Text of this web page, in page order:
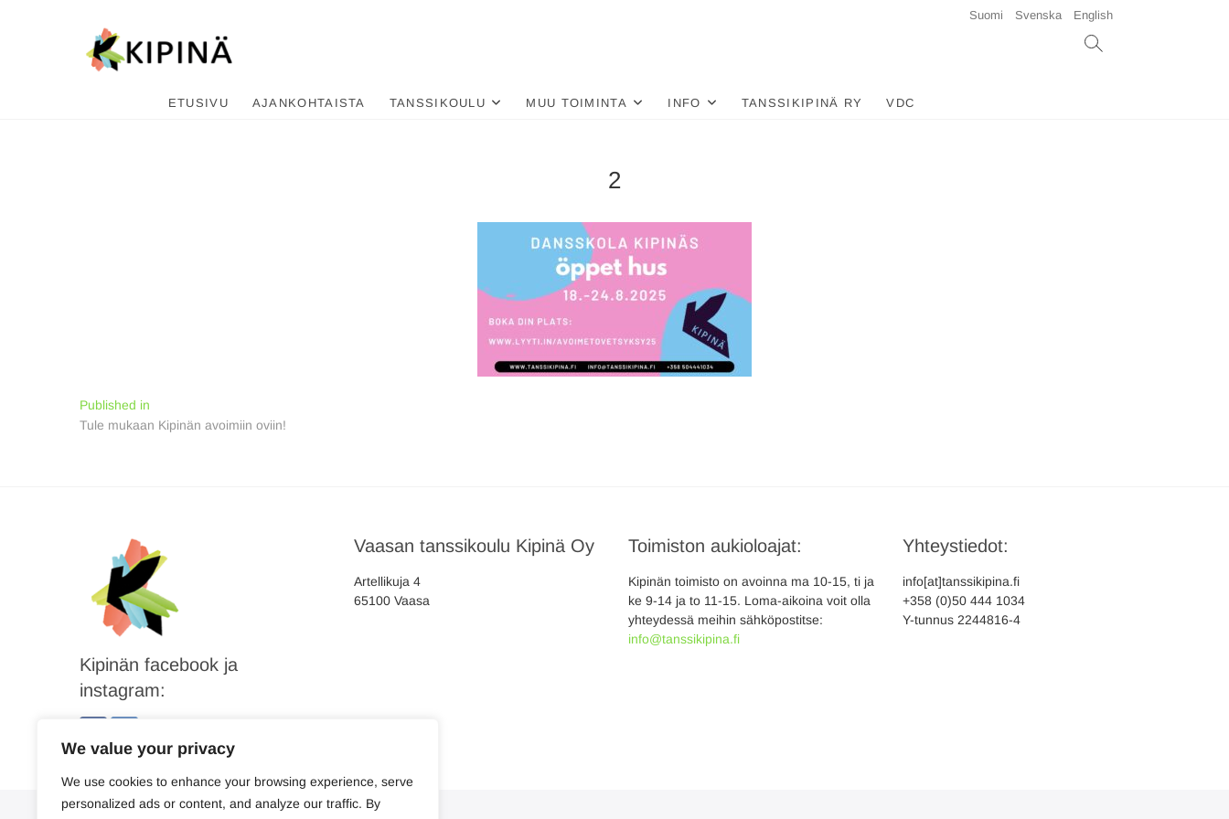
We value your privacy
We use cookies to enhance your browsing experience, serve
personalized ads or content, and analyze our traffic. By
Suomi Svenska English
ETUSIVU AJANKOHTAISTA TANSSIKOULU MUU TOIMINTA INFO TANSSIKIPINÄ RY VDC
2
Artikkelien
selaus
Published in
Tule mukaan Kipinän avoimiin oviin!
Kipinän facebook ja
instagram:
Vaasan tanssikoulu Kipinä Oy
Artellikuja 4
65100 Vaasa
Toimiston aukioloajat:
Kipinän toimisto on avoinna ma 10-15, ti ja
ke 9-14 ja to 11-15. Loma-aikoina voit olla
yhteydessä meihin sähköpostitse:
info@tanssikipina.fi
Yhteystiedot:
info[at]tanssikipina.fi
+358 (0)50 444 1034
Y-tunnus 2244816-4